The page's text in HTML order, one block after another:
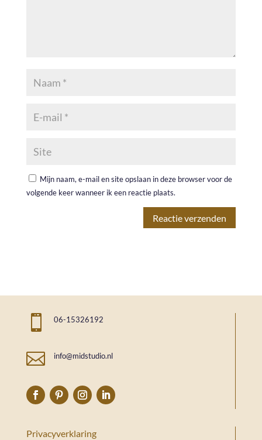
Mijn naam, e-mail en site opslaan in deze browser voor de
volgende keer wanneer ik een reactie plaats.
 06-15326192
 info@midstudio.nl
Privacyverklaring